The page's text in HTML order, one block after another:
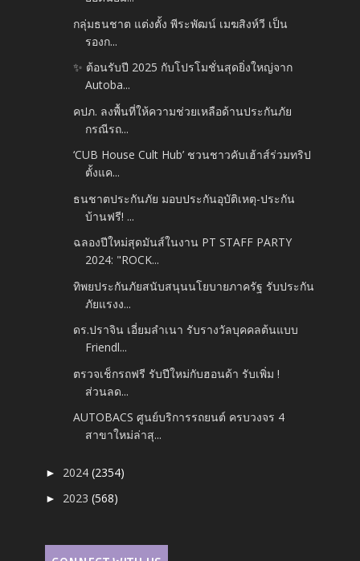
กลุ่มธนชาต แต่งตั้ง พีระพัฒน์ เมฆสิงห์วี เป็น
รองก...
✨ ต้อนรับปี 2025 กับโปรโมชั่นสุดยิ่งใหญ่จาก
Autoba...
คปภ. ลงพื้นที่ให้ความช่วยเหลือด้านประกันภัย
กรณีรถ...
‘CUB House Cult Hub’ ชวนชาวคับเฮ้าส์ร่วมทริป
ตั้งแค...
ธนชาตประกันภัย มอบประกันอุบัติเหตุ-ประกัน
บ้านฟรี! ...
ฉลองปีใหม่สุดมันส์ในงาน PT STAFF PARTY
2024: "ROCK...
ทิพยประกันภัยสนับสนุนนโยบายภาครัฐ รับประกัน
ภัยแรงง...
ดร.ปราจิน เอี่ยมลำเนา รับรางวัลบุคคลต้นแบบ
Friendl...
ตรวจเช็กรถฟรี รับปีใหม่กับฮอนด้า รับเพิ่ม !
ส่วนลด...
AUTOBACS ศูนย์บริการรถยนต์ ครบวงจร 4
สาขาใหม่ล่าสุ...
► 2024(2354)
► 2023(568)